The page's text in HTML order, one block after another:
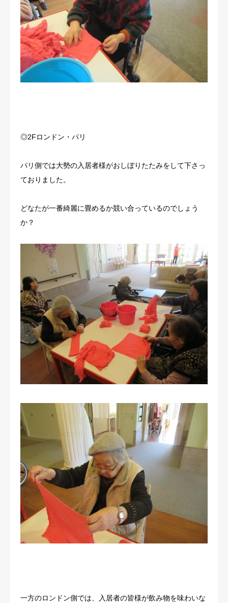
◎2Fロンドン・パリ
パリ側では大勢の入居者様がおしぼりたたみをして下さっ
ておりました。
どなたが一番綺麗に畳めるか競い合っているのでしょう
か？
一方のロンドン側では、入居者の皆様が飲み物を味わいな